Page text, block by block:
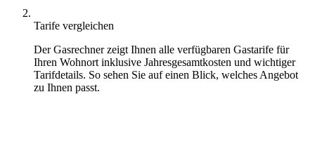
Tarife vergleichen
Der Gasrechner zeigt Ihnen alle verfügbaren Gastarife für
Ihren Wohnort inklusive Jahresgesamtkosten und wichtiger
Tarifdetails. So sehen Sie auf einen Blick, welches Angebot
zu Ihnen passt.